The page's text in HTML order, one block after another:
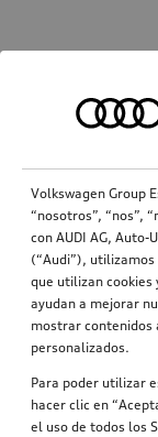
Volkswagen Group
“nosotros”, “nos”,
con AUDI AG,
(“Audi”),
que utilizan cookies
ayudan a mejorar
mostrar contenidos
personalizados.
Para poder utilizar
hacer clic en
el uso de todos los